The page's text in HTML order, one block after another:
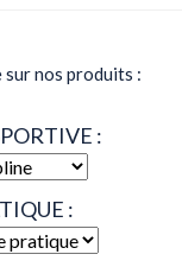
nos produits :
:
: